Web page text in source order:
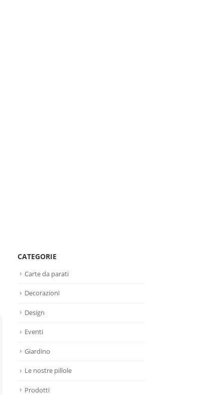
CATEGORIE
Carte da parati
Decorazioni
Design
Eventi
Giardino
Le nostre pillole
Prodotti